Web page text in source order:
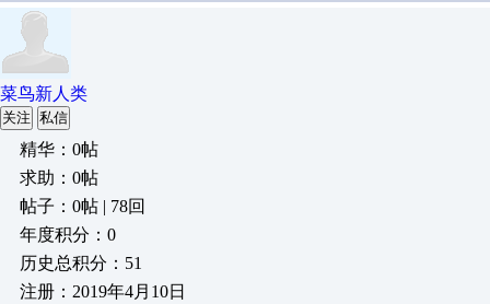
菜鸟新人类
关注 私信
精华：0帖
求助：0帖
帖子：0帖 | 78回
年度积分：0
历史总积分：51
注册：2019年4月10日